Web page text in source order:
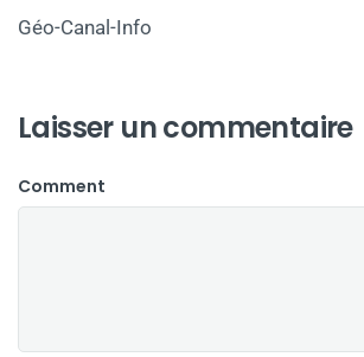
Géo-Canal-Info
Laisser un commentaire
Comment